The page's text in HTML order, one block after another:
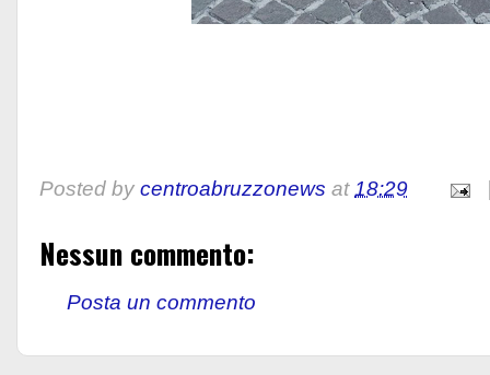
Posted by centroabruzzonews at18:29
Nessun commento:
Posta un commento